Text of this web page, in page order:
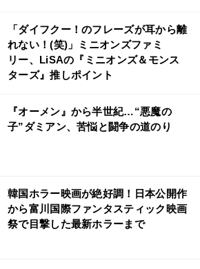
「ダイフクー！のフレーズが耳から離
れない！(笑)」ミニオンズファミ
リー、LiSAの『ミニオンズ＆モンス
ターズ』推しポイント
『オーメン』から半世紀…“悪魔の
子”ダミアン、苦悩と闘争の道のり
韓国ホラー映画が絶好調！日本公開作
から富川国際ファンタスティック映画
祭で目撃した最新ホラーまで